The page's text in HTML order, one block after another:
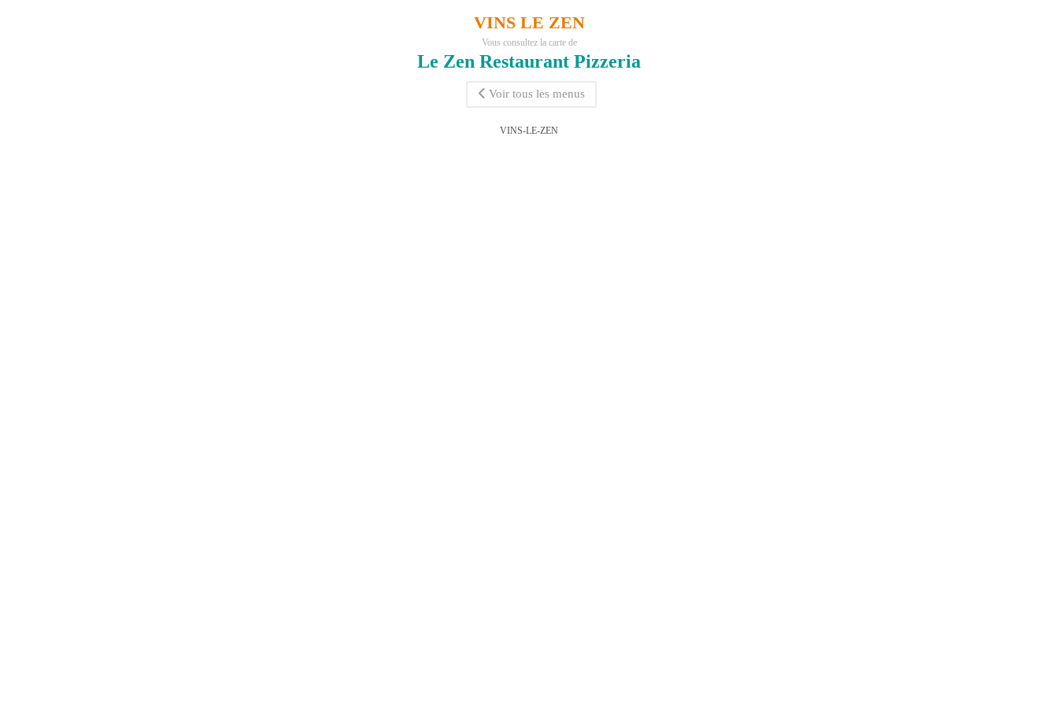
VINS LE ZEN
Vous consultez la carte de
Le Zen Restaurant Pizzeria
Voir tous les menus
VINS-LE-ZEN